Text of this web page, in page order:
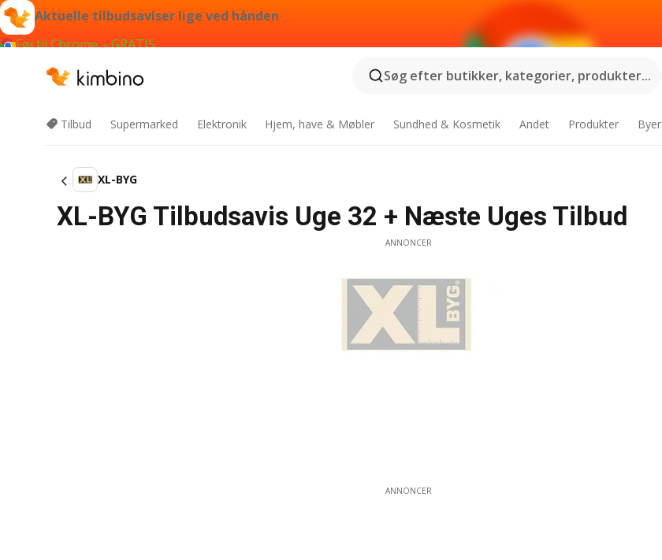
Aktuelle tilbudsaviser lige ved hånden
Føj til Chrome – GRATIS
Søg efter butikker, kategorier, produkter...
Tilbud Supermarked Elektronik Hjem, have & Møbler Sundhed & Kosmetik Andet Produkter Byer
XL-BYG
XL-BYG Tilbudsavis Uge 32 + Næste Uges Tilbud
ANNONCER
ANNONCER